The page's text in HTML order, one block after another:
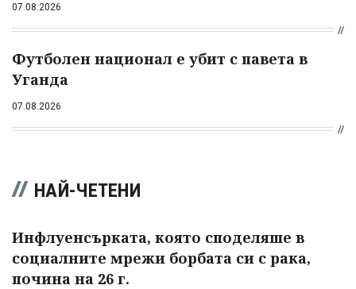
07.08.2026
Футболен национал е убит с павета в
Уганда
07.08.2026
НАЙ-ЧЕТЕНИ
Инфлуенсърката, която споделяше в
социалните мрежи борбата си с рака,
почина на 26 г.